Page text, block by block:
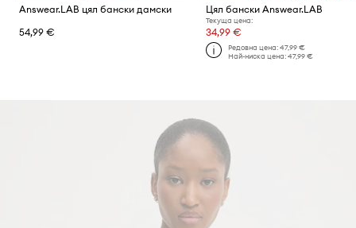
Answear.LAB цял бански дамски
54,99 €
Цял бански Answear.LAB
Текуща цена:
34,99 €
Редовна цена: 47,99 €
Най-ниска цена: 47,99 €